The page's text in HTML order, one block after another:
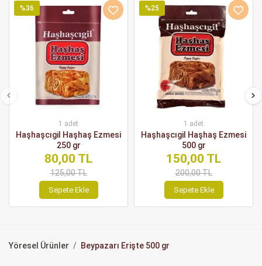
%36
1 adet
Haşhaşcıgil Haşhaş Ezmesi
250 gr
80,00 TL
125,00 TL
Sepete Ekle
%25
1 adet
Haşhaşcıgil Haşhaş Ezmesi
500 gr
150,00 TL
200,00 TL
Sepete Ekle
Yöresel Ürünler Beypazarı Erişte 500 gr